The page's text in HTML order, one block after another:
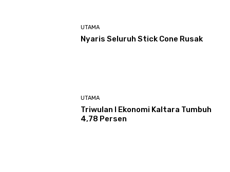
UTAMA
Nyaris Seluruh Stick Cone Rusak
UTAMA
Triwulan I Ekonomi Kaltara Tumbuh
4,78 Persen